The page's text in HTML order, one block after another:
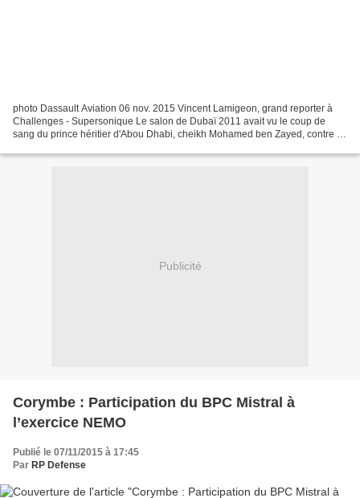
photo Dassault Aviation 06 nov. 2015 Vincent Lamigeon, grand reporter à
Challenges - Supersonique Le salon de Dubaï 2011 avait vu le coup de
sang du prince héritier d'Abou Dhabi, cheikh Mohamed ben Zayed, contre le
Publicité
Corymbe : Participation du BPC Mistral à
l’exercice NEMO
Publié le 07/11/2015 à 17:45
Par RP Defense